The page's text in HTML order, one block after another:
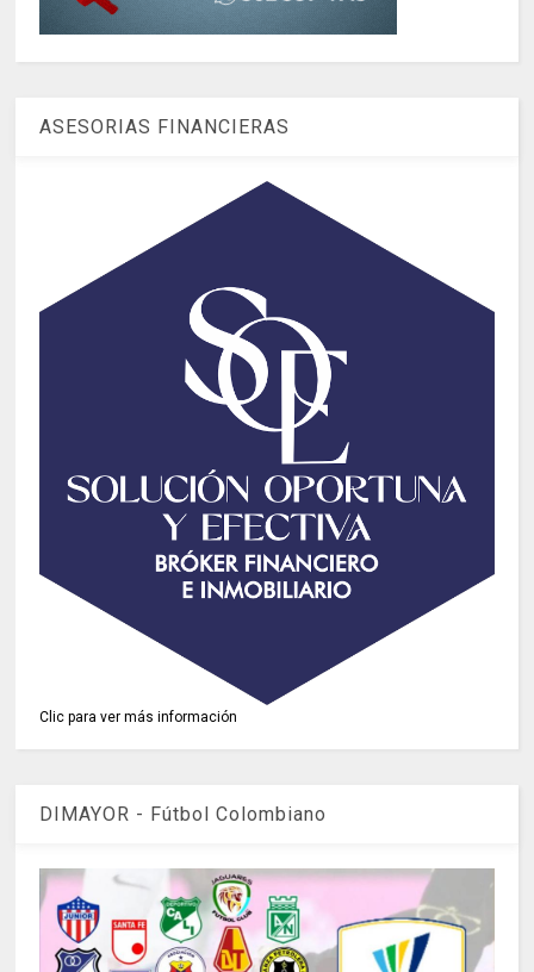
ASESORIAS FINANCIERAS
Clic para ver más información
DIMAYOR - Fútbol Colombiano